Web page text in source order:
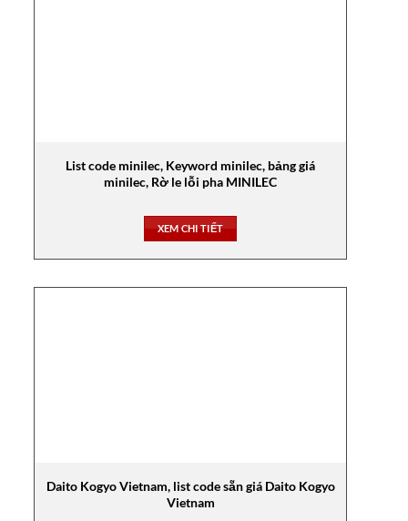
List code minilec, Keyword minilec, bảng giá
minilec, Rờ le lỗi pha MINILEC
XEM CHI TIẾT
Daito Kogyo Vietnam, list code sẵn giá Daito Kogyo
Vietnam